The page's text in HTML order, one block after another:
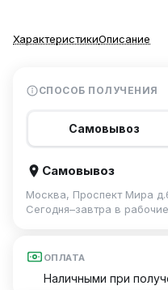
ХарактеристикиОписание
СПОСОБ ПОЛУЧЕНИЯ
Самовывоз
Самовывоз
Москва, Проспект Мира
Сегодня–завтра в
ОПЛАТА
Наличными при